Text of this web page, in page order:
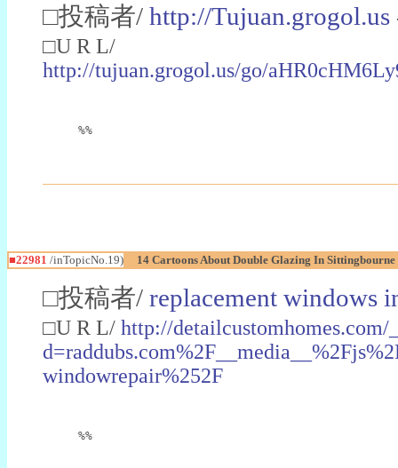
□投稿者/ http://Tujuan.grogol.us
□U R L/
http://tujuan.grogol.us/go/
%%
■22981 /inTopicNo.19) 14 Cartoons About Double Glazing In
□投稿者/ replacement windows
□U R L/ http://detailcustomhomes.com/
windowrepair%252F
%%